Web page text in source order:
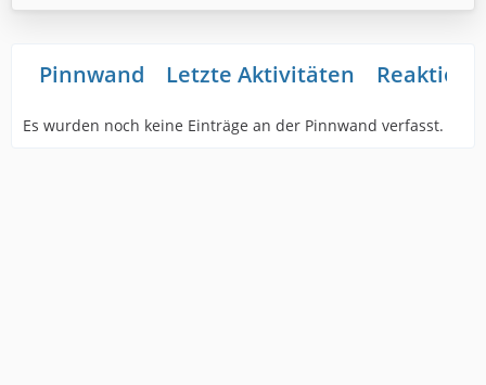
Pinnwand Letzte Aktivitäten
Es wurden noch keine Einträge an der Pinnwand verfasst.